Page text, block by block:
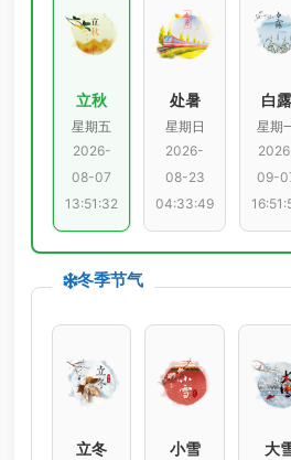
立秋
星期五
2026-
08-07
13:51:32
处暑
星期日
2026-
08-23
04:33:49
白露
星期
09-
冬季节气
立冬 小雪 大